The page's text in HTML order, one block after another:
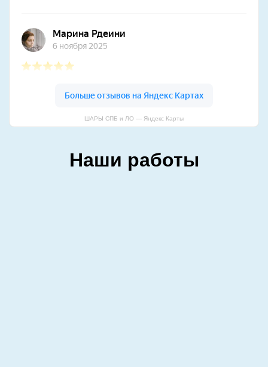
ШАРЫ СПБ и ЛО — Яндекс Карты
Наши работы